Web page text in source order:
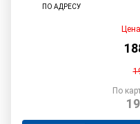
ПО АДРЕСУ
По